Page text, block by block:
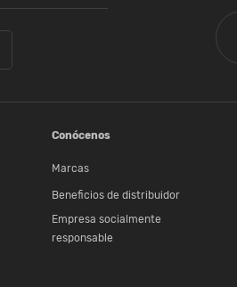
Conócenos
Marcas
Beneficios de distribuidor
Empresa socialmente
responsable